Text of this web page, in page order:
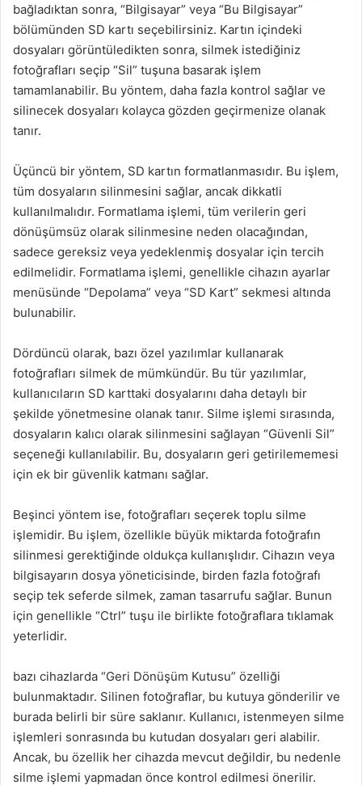
bağladıktan sonra, “Bilgisayar” veya “Bu Bilgisayar”
bölümünden SD kartı seçebilirsiniz. Kartın içindeki
dosyaları görüntüledikten sonra, silmek istediğiniz
fotoğrafları seçip “Sil” tuşuna basarak işlem
tamamlanabilir. Bu yöntem, daha fazla kontrol sağlar ve
silinecek dosyaları kolayca gözden geçirmenize olanak
tanır.
Üçüncü bir yöntem, SD kartın formatlanmasıdır. Bu işlem,
tüm dosyaların silinmesini sağlar, ancak dikkatli
kullanılmalıdır. Formatlama işlemi, tüm verilerin geri
dönüşümsüz olarak silinmesine neden olacağından,
sadece gereksiz veya yedeklenmiş dosyalar için tercih
edilmelidir. Formatlama işlemi, genellikle cihazın ayarlar
menüsünde “Depolama” veya “SD Kart” sekmesi altında
bulunabilir.
Dördüncü olarak, bazı özel yazılımlar kullanarak
fotoğrafları silmek de mümkündür. Bu tür yazılımlar,
kullanıcıların SD karttaki dosyalarını daha detaylı bir
şekilde yönetmesine olanak tanır. Silme işlemi sırasında,
dosyaların kalıcı olarak silinmesini sağlayan “Güvenli Sil”
seçeneği kullanılabilir. Bu, dosyaların geri getirilememesi
için ek bir güvenlik katmanı sağlar.
Beşinci yöntem ise, fotoğrafları seçerek toplu silme
işlemidir. Bu işlem, özellikle büyük miktarda fotoğrafın
silinmesi gerektiğinde oldukça kullanışlıdır. Cihazın veya
bilgisayarın dosya yöneticisinde, birden fazla fotoğrafı
seçip tek seferde silmek, zaman tasarrufu sağlar. Bunun
için genellikle “Ctrl” tuşu ile birlikte fotoğraflara tıklamak
yeterlidir.
bazı cihazlarda “Geri Dönüşüm Kutusu” özelliği
bulunmaktadır. Silinen fotoğraflar, bu kutuya gönderilir ve
burada belirli bir süre saklanır. Kullanıcı, istenmeyen silme
işlemleri sonrasında bu kutudan dosyaları geri alabilir.
Ancak, bu özellik her cihazda mevcut değildir, bu nedenle
silme işlemi yapmadan önce kontrol edilmesi önerilir.